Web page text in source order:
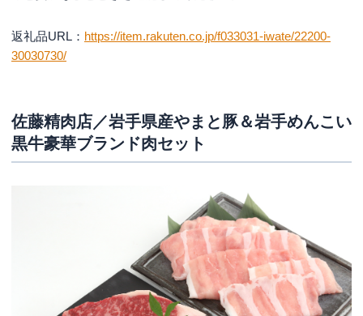
返礼品URL： https://item.rakuten.co.jp/f033031-iwate/22200-
30030730/
佐藤精肉店／岩手県産やまと豚＆岩手めんこい
黒牛豪華ブランド肉セット